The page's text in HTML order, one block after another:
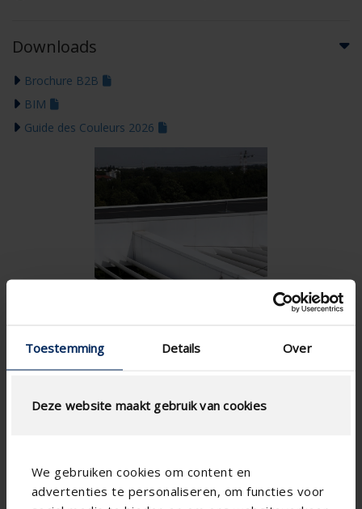
Toestemming Details Over
Deze website maakt gebruik van cookies
We gebruiken cookies om content en
advertenties te personaliseren, om functies voor
Downloads
Brochure B2B
BIM
Guide des Couleurs 2026